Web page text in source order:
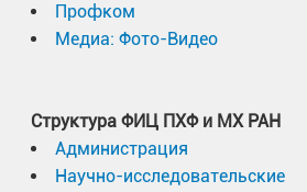
Профком
Медиа: Фото-Видео
Структура ФИЦ ПХФ и МХ РАН
Администрация
Научно-исследовательские